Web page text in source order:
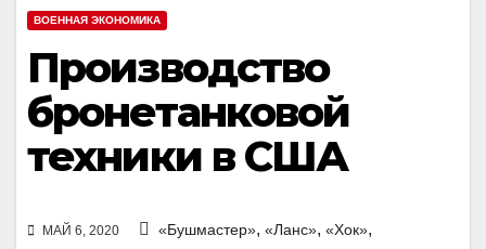
ВОЕННАЯ ЭКОНОМИКА
Производство
бронетанковой
техники в США
МАЙ 6, 2020 «Бушмастер», «Ланс», «Хок»,